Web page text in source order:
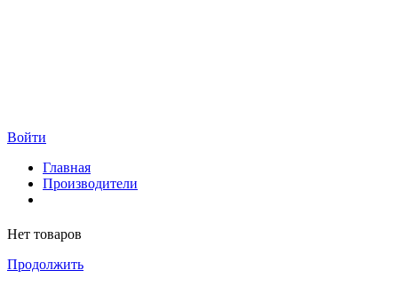
Войти
Главная
Производители
Нет товаров
Продолжить